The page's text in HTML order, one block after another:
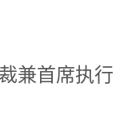
裁兼首席执行